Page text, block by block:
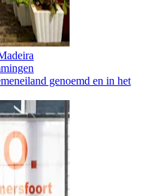
genoemd en in het